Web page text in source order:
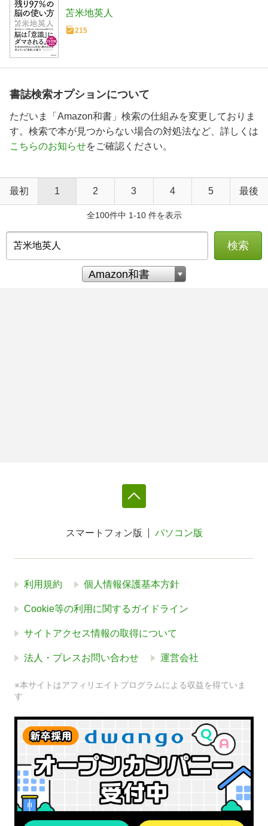
苫米地英人
215
書誌検索オプションについて
ただいま「Amazon和書」検索の仕組みを変更しておりま
す。検索で本が見つからない場合の対処法など、詳しくは
こちらのお知らせをご確認ください。
最初 1 2 3 4 5 最後
全100件中 1-10 件を表示
検索
スマートフォン版 パソコン版
利用規約 個人情報保護基本方針
Cookie等の利用に関するガイドライン
サイトアクセス情報の取得について
法人・プレスお問い合わせ 運営会社
※本サイトはアフィリエイトプログラムによる収益を得ていま
す